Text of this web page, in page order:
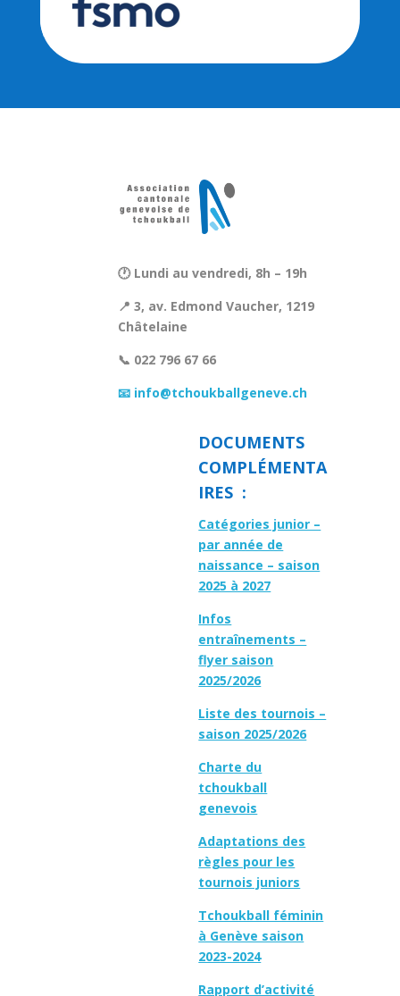
🕐 Lundi au vendredi, 8h – 19h
📍 3, av. Edmond Vaucher, 1219
Châtelaine
📞 022 796 67 66
📧 info@tchoukballgeneve.ch
DOCUMENTS
COMPLÉMENTA
IRES :
Catégories junior –
par année de
naissance – saison
2025 à 2027
Infos
entraînements –
flyer saison
2025/2026
Liste des tournois –
saison 2025/2026
Charte du
tchoukball
genevois
Adaptations des
règles pour les
tournois juniors
Tchoukball féminin
à Genève saison
2023-2024
Rapport d’activité